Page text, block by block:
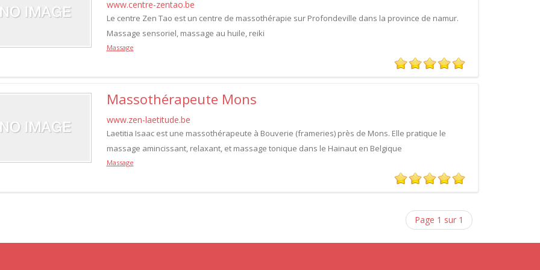
www.centre-zentao.be
Le centre Zen Tao est un centre de massothérapie sur Profondeville dans la province de namur.
Massage sensoriel, massage au huile, reiki
Massage
Massothérapeute Mons
www.zen-laetitude.be
Laetitia Isaac est une massothérapeute à Bouverie (frameries) près de Mons. Elle pratique le
massage amincissant, relaxant, et massage tonique dans le Hainaut en Belgique
Massage
Page 1 sur 1